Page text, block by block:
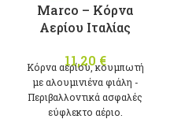
Marco – Κόρνα
Αερίου Ιταλίας
11,20 €
Κόρνα αερίου, κουμπωτή
με αλουμινιένα φιάλη -
Περιβαλλοντικά ασφαλές
εύφλεκτο αέριο.